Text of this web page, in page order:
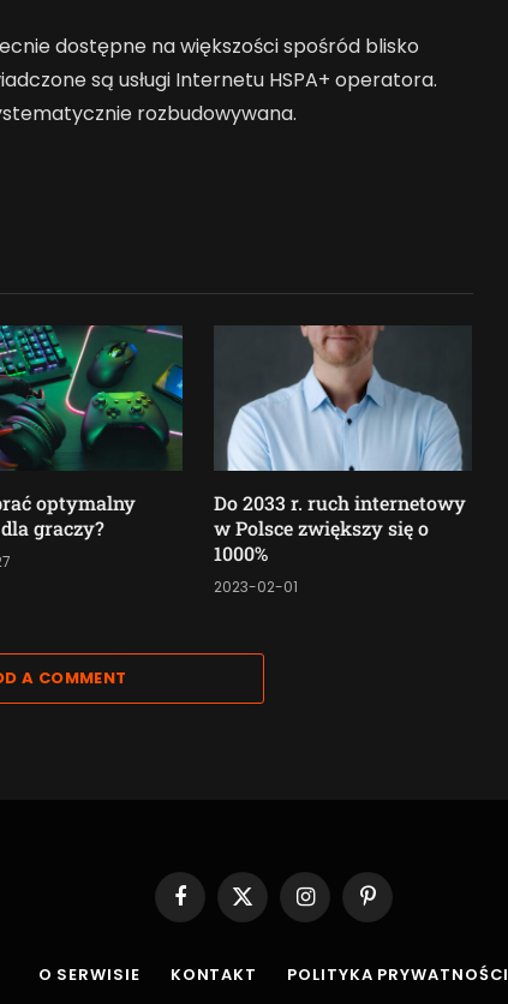
dostępne na większości spośród blisko
są usługi Internetu HSPA+ operatora.
rozbudowywana.
optymalny
graczy?
Do 2033 r. ruch internetowy
w Polsce zwiększy się o
1000%
2023-02-01
A COMMENT
Facebook
X
(Twitter)
InstagramPinterest
O SERWISIE KONTAKT POLITYKA PRYWATNOŚCI